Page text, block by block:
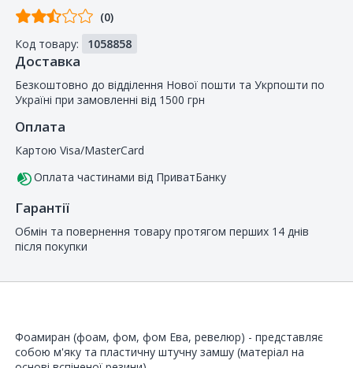
Відгуків
покупців
(0)
Код товару:
1058858
Доставка
Безкоштовно до відділення Нової пошти та Укрпошти по
Україні при замовленні від 1500 грн
Оплата
Картою Visa/MasterCard
Оплата частинами від ПриватБанку
Гарантії
Обмін та повернення товару протягом перших 14 днів
після покупки
Фоамиран (фоам, фом, фом Ева, ревелюр) - представляє
собою м'яку та пластичну штучну замшу (матеріал на